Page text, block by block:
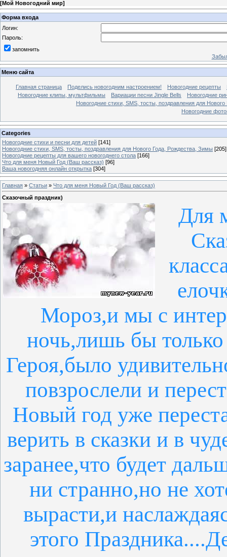
[Мой Новогодний мир]
Форма входа
Логин:
Пароль:
запомнить
Меню сайта
Главная страница Поделись новогодним настроением! Новогодние рецепты
Новогодние клипы, мультфильмы
Вариации песни Jingle Bells
Новогодние
Новогодние стихи, SMS, тосты, поздравления для
Новогодние
Categories
Новогодние стихи и песни для детей [141]
Новогодние стихи, SMS, тосты, поздравления для Нового Года, Рождества, Зимы [205]
Новогодние рецепты для вашего новогоднего стола [166]
Что для меня Новый Год (Ваш рассказ) [96]
Ваша новогодняя онлайн открытка [304]
Главная » Статьи » Что для меня Новый Год (Ваш рассказ)
Сказочный праздник)
Для
Мороз,и мы с
ночь,лишь бы только
Героя,было
повзрослели и
Новый год уже
верить в сказки и в
заранее,что будет
ни странно,но не
вырасти,и
этого